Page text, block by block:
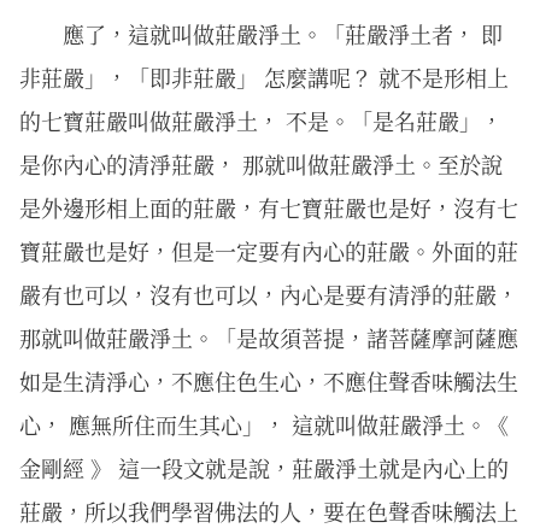
應了，這就叫做莊嚴淨土。「莊嚴淨土者， 即
非莊嚴」，「即非莊嚴」 怎麼講呢？ 就不是形相上
的七寶莊嚴叫做莊嚴淨土， 不是。「是名莊嚴」，
是你內心的清淨莊嚴， 那就叫做莊嚴淨土。至於說
是外邊形相上面的莊嚴，有七寶莊嚴也是好，沒有七
寶莊嚴也是好，但是一定要有內心的莊嚴。外面的莊
嚴有也可以，沒有也可以，內心是要有清淨的莊嚴，
那就叫做莊嚴淨土。「是故須菩提，諸菩薩摩訶薩應
如是生清淨心，不應住色生心，不應住聲香味觸法生
心， 應無所住而生其心」， 這就叫做莊嚴淨土。《
金剛經 》 這一段文就是說，莊嚴淨土就是內心上的
莊嚴，所以我們學習佛法的人，要在色聲香味觸法上